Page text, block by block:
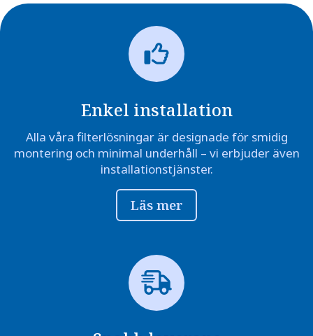
Enkel installation
Alla våra filterlösningar är designade för smidig
montering och minimal underhåll – vi erbjuder även
installationstjänster.
Läs mer